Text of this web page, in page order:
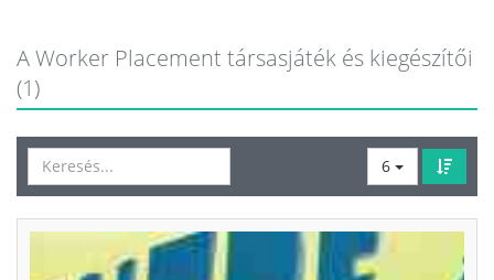
A Worker Placement társasjáték és kiegészítői
(1)
6